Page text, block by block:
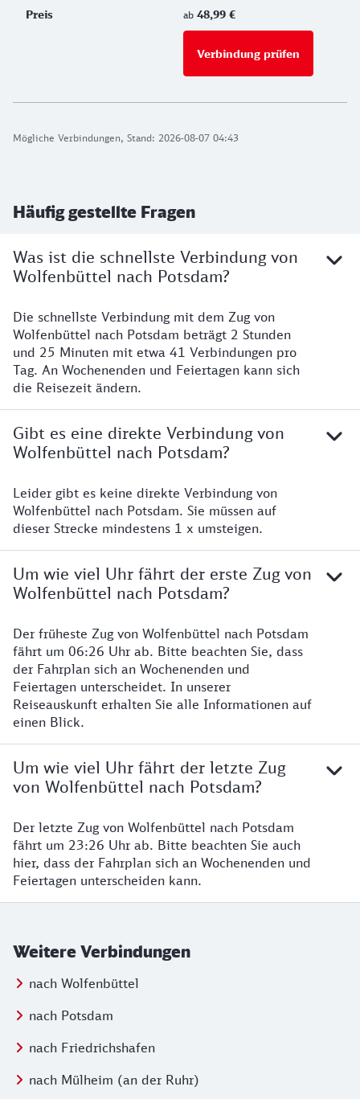
Mögliche Verbindungen, Stand: 2026-08-07 04:43
ab 48,99 €
Verbindung prüfen
Häufig gestellte Fragen
Was ist die schnellste Verbindung von
Wolfenbüttel nach Potsdam?
Die schnellste Verbindung mit dem Zug von
Wolfenbüttel nach Potsdam beträgt 2 Stunden
und 25 Minuten mit etwa 41 Verbindungen pro
Tag. An Wochenenden und Feiertagen kann sich
die Reisezeit ändern.
Gibt es eine direkte Verbindung von
Wolfenbüttel nach Potsdam?
Leider gibt es keine direkte Verbindung von
Wolfenbüttel nach Potsdam. Sie müssen auf
dieser Strecke mindestens 1 x umsteigen.
Um wie viel Uhr fährt der erste Zug von
Wolfenbüttel nach Potsdam?
Der früheste Zug von Wolfenbüttel nach Potsdam
fährt um 06:26 Uhr ab. Bitte beachten Sie, dass
der Fahrplan sich an Wochenenden und
Feiertagen unterscheidet. In unserer
Reiseauskunft erhalten Sie alle Informationen auf
einen Blick.
Um wie viel Uhr fährt der letzte Zug
von Wolfenbüttel nach Potsdam?
Der letzte Zug von Wolfenbüttel nach Potsdam
fährt um 23:26 Uhr ab. Bitte beachten Sie auch
hier, dass der Fahrplan sich an Wochenenden und
Feiertagen unterscheiden kann.
Weitere Verbindungen
nach Wolfenbüttel
nach Potsdam
nach Friedrichshafen
nach Mülheim (an der Ruhr)